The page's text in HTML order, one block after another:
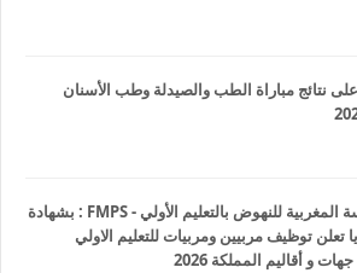
على نتائج مباراة الطب والصيدلة وطب الأسنان
المؤسسة المغربية للنهوض بالتعليم الأولي - FMPS : بشهادة
تعلن توظيف مربيين ومربيات للتعليم الاولي
و أقاليم المملكة 2026